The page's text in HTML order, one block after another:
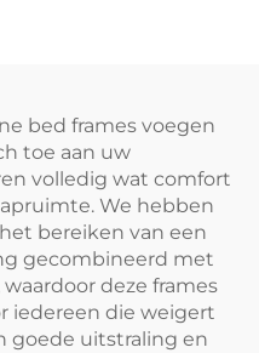
bed frames voegen
toe aan uw
volledig wat comfort
We hebben
bereiken van een
gecombineerd met
deze frames
iedereen die weigert
goede uitstraling en